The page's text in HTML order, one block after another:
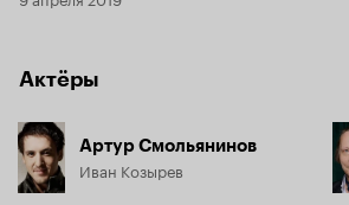
Актёры
Артур Смольянинов
Иван Козырев